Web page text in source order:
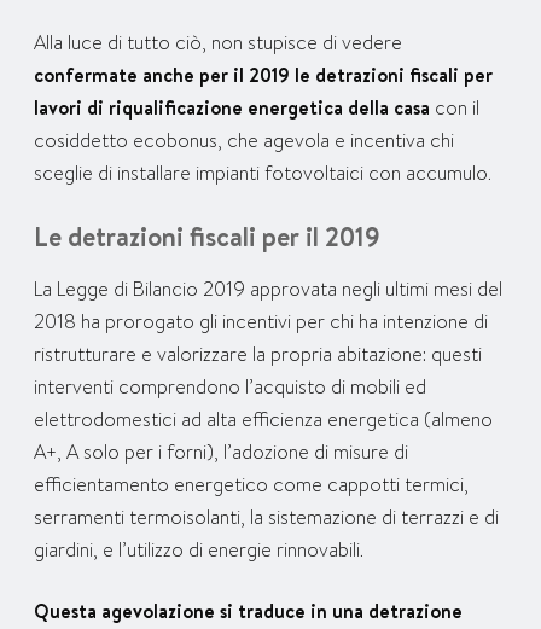
Alla luce di tutto ciò, non stupisce di vedere
confermate anche per il 2019 le detrazioni fiscali per
lavori di riqualificazione energetica della casa con il
cosiddetto ecobonus, che agevola e incentiva chi
sceglie di installare impianti fotovoltaici con accumulo.
Le detrazioni fiscali per il 2019
La Legge di Bilancio 2019 approvata negli ultimi mesi del
2018 ha prorogato gli incentivi per chi ha intenzione di
ristrutturare e valorizzare la propria abitazione: questi
interventi comprendono l’acquisto di mobili ed
elettrodomestici ad alta efficienza energetica (almeno
A+, A solo per i forni), l’adozione di misure di
efficientamento energetico come cappotti termici,
serramenti termoisolanti, la sistemazione di terrazzi e di
giardini, e l’utilizzo di energie rinnovabili.
Questa agevolazione si traduce in una detrazione